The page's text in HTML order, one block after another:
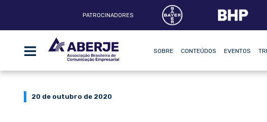
PATROCINADORES
SOBRE CONTEÚDOS EVENTOS
20 de outubro de 2020